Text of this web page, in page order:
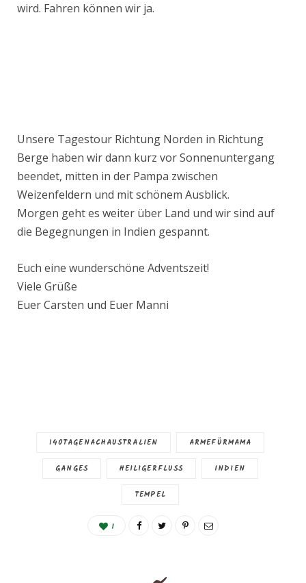
wird. Fahren können wir ja.
Unsere Tagestour Richtung Norden in Richtung
Berge haben wir dann kurz vor Sonnenuntergang
beendet, mitten in der Pampa zwischen
Weizenfeldern und mit schönem Ausblick.
Morgen geht es weiter über Land und wir sind auf
die Begegnungen in Indien gespannt.
Euch eine wunderschöne Adventszeit!
Viele Grüße
Euer Carsten und Euer Manni
140TAGENACHAUSTRALIEN ARMEFÜRMAMA
GANGES HEILIGERFLUSS INDIEN
TEMPEL
1